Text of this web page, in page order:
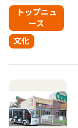
トップニュ
ース
文化